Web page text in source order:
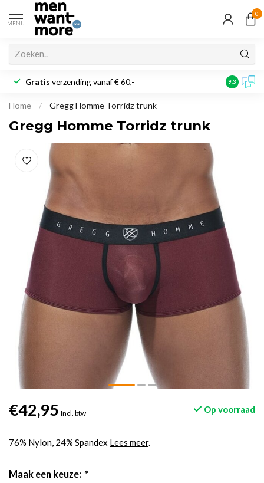
MENU
0
Gratis verzending vanaf € 60,- 9.3
Home / Gregg Homme Torridz trunk
Gregg Homme Torridz trunk
€42,95 Incl. btw Op voorraad
76% Nylon, 24% Spandex Lees meer.
Maak een keuze: *